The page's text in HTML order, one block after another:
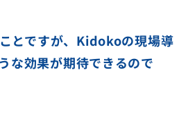
とですが、Kidokoの現場導
な効果が期待できるので